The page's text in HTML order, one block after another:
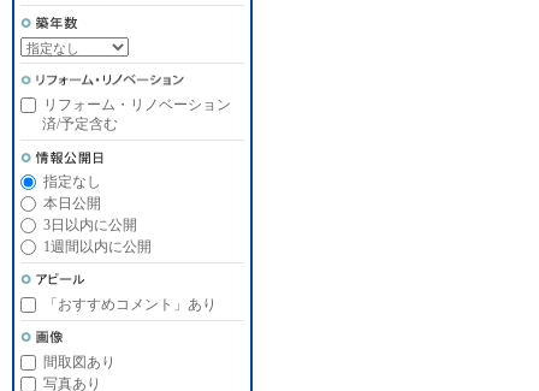
リフォーム・リノベーション
済/予定含む
指定なし
本日公開
3日以内に公開
1週間以内に公開
「おすすめコメント」あり
間取図あり
写真あり